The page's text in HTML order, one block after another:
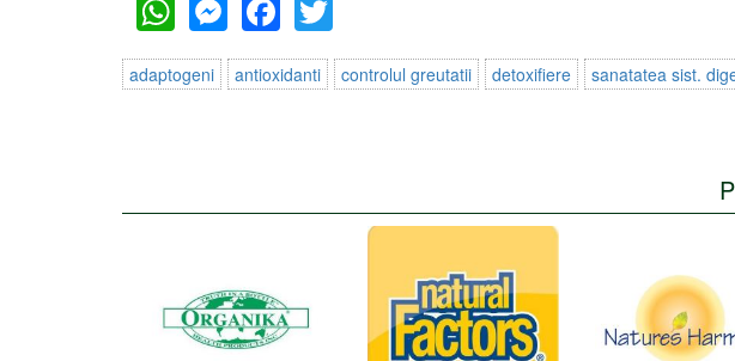
adaptogeni antioxidanti controlul greutatii detoxifiere sanatatea sist.